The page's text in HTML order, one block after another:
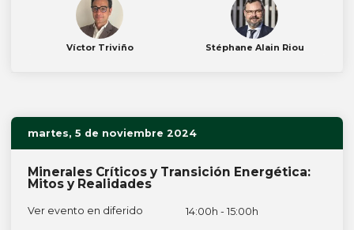
Víctor Triviño Stéphane Alain Riou
martes, 5 de noviembre 2024
Minerales Críticos y Transición Energética:
Mitos y Realidades
Ver evento en diferido 14:00h - 15:00h